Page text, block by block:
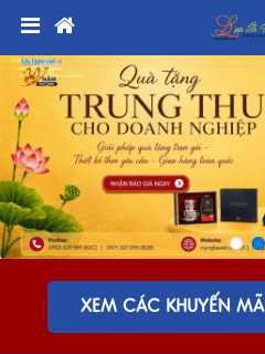
XEM CÁC KHUYẾN